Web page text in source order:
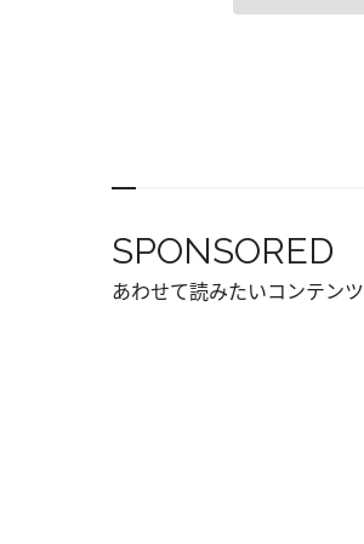
SPONSORED
あわせて読みたいコンテンツ